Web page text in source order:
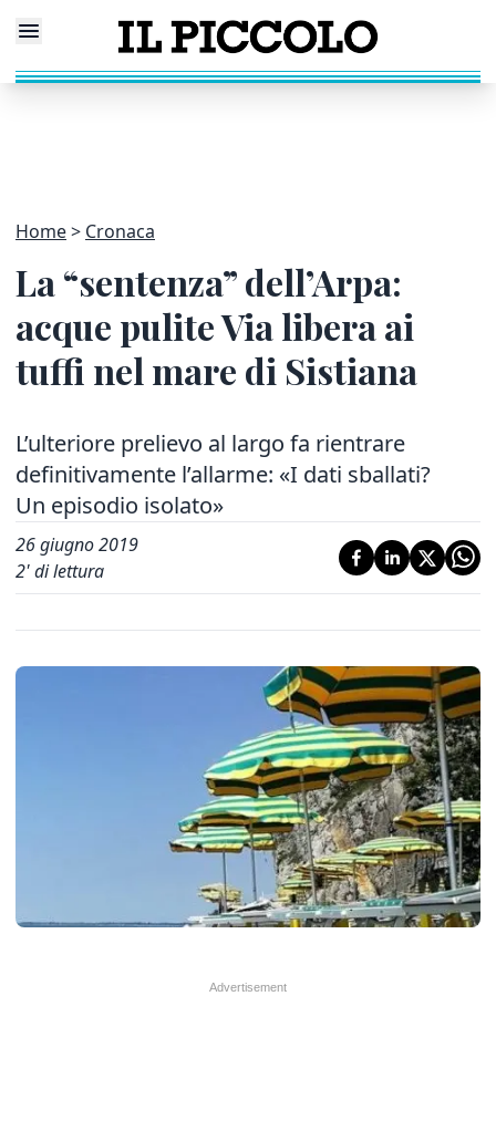
Home Cronaca
La “sentenza” dell’Arpa:
acque pulite Via libera ai
tuffi nel mare di Sistiana
L’ulteriore prelievo al largo fa rientrare
definitivamente l’allarme: «I dati sballati?
Un episodio isolato»
26 giugno 2019
2' di lettura